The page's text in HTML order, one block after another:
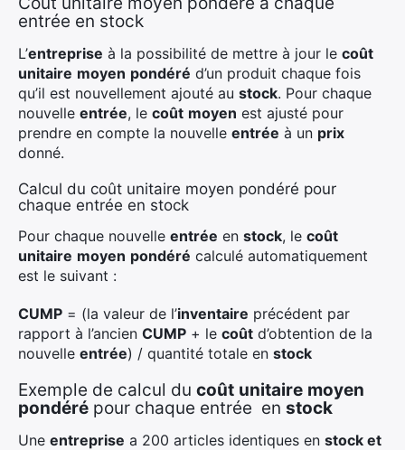
entrée en stock
L’entreprise à la possibilité de mettre à jour le coût
unitaire moyen pondéré d’un produit chaque fois
qu’il est nouvellement ajouté au stock. Pour chaque
nouvelle entrée, le coût moyen est ajusté pour
prendre en compte la nouvelle entrée à un prix
donné.
Calcul du coût unitaire moyen pondéré pour
chaque entrée en stock
Pour chaque nouvelle entrée en stock, le coût
unitaire moyen pondéré calculé automatiquement
est le suivant :
CUMP = (la valeur de l’inventaire précédent par
rapport à l’ancien CUMP + le coût d’obtention de la
nouvelle entrée) / quantité totale en stock
Exemple de calcul du coût unitaire moyen
pondéré pour chaque entrée en stock
Une entreprise a 200 articles identiques en stock et
Rechercher
: